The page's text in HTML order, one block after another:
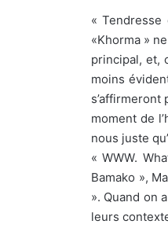
«
«Khorma »
principal, et,
moins
moment de
nous juste
« WWW.
Bamako »,
». Quand on
leurs